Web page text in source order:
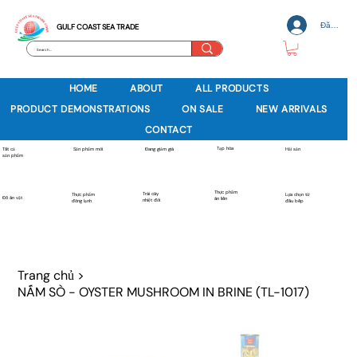
GULF COAST SEA TRADE Đăng
HOME ABOUT
ALL PRODUCTS
PRODUCT DEMONSTRATIONS
ON SALE
NEW ARRIVALS
CONTACT
Tất cả
sản phẩm
Sản phẩm mới Đang giảm giá Tạp hóa Hải sản
Đồ ăn vặt
Thực phẩm
đông lạnh
Trái cây
nhiệt đới
Thực phẩm
ăn liền
Lựa chọn từ
đầu bếp
Trang chủ >
NẤM SÒ - OYSTER MUSHROOM IN BRINE (TL-1017)